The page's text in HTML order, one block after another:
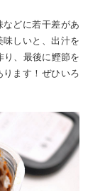
どに若干差があ
しいと、出汁を
、最後に鰹節を
ます！ぜひいろ